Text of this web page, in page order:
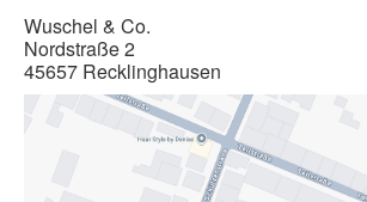
Wuschel & Co.
Nordstraße 2
45657 Recklinghausen